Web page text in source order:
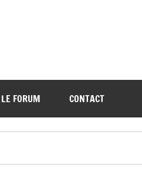
LE FORUM CONTACT